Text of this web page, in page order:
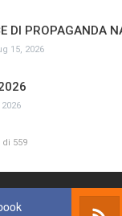
DI PROPAGANDA
15, 2026
di 559